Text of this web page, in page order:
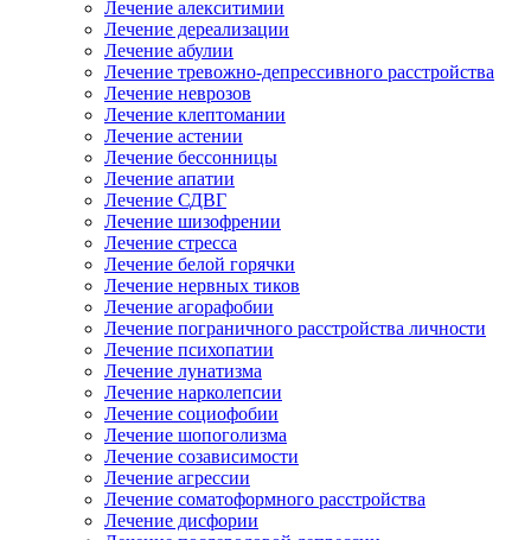
Лечение алекситимии
Лечение дереализации
Лечение абулии
Лечение тревожно-депрессивного расстройства
Лечение неврозов
Лечение клептомании
Лечение астении
Лечение бессонницы
Лечение апатии
Лечение СДВГ
Лечение шизофрении
Лечение стресса
Лечение белой горячки
Лечение нервных тиков
Лечение агорафобии
Лечение пограничного расстройства личности
Лечение психопатии
Лечение лунатизма
Лечение нарколепсии
Лечение социофобии
Лечение шопоголизма
Лечение созависимости
Лечение агрессии
Лечение соматоформного расстройства
Лечение дисфории